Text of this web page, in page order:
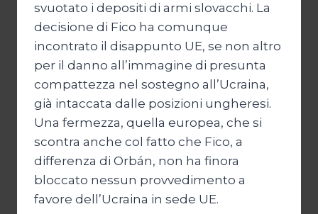
svuotato i depositi di armi slovacchi. La
decisione di Fico ha comunque
incontrato il disappunto UE, se non altro
per il danno all’immagine di presunta
compattezza nel sostegno all’Ucraina,
già intaccata dalle posizioni ungheresi.
Una fermezza, quella europea, che si
scontra anche col fatto che Fico, a
differenza di Orbán, non ha finora
bloccato nessun provvedimento a
favore dell’Ucraina in sede UE.